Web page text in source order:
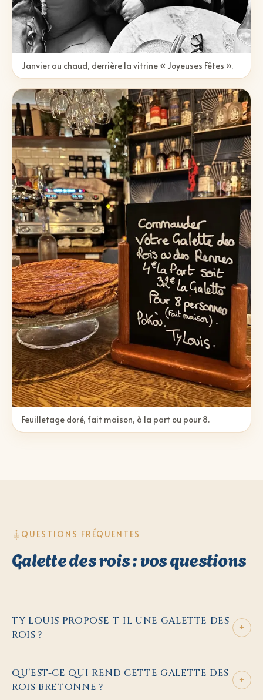
Janvier au chaud, derrière la vitrine « Joyeuses Fêtes ».
Feuilletage doré, fait maison, à la part ou pour 8.
QUESTIONS FRÉQUENTES
Galette des rois : vos questions
TY LOUIS PROPOSE-T-IL UNE GALETTE DES
ROIS ?
+
QU’EST-CE QUI REND CETTE GALETTE DES
ROIS BRETONNE ?
+